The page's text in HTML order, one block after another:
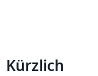
Kürzlich